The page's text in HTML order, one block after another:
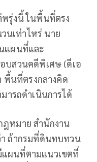
พรุ่งนี้ ในพื้นที่ตรง
นเท่าไหร่ นาย
แผนที่และ
บสวนคดีพิเศษ (ดีเอ
พื้นที่ตรงกลางคิด
ารถดำเนินการได้
หมาย สำนักงาน
า ถ้ากรมที่ดินทบทวน
แผนที่ตามแนวเขตที่